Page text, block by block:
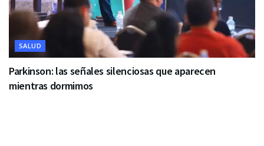
SALUD
Parkinson: las señales silenciosas que aparecen
mientras dormimos